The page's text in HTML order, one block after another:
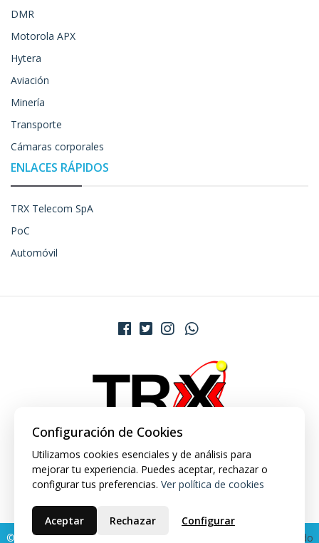
DMR
Motorola APX
Hytera
Aviación
Minería
Transporte
Cámaras corporales
ENLACES RÁPIDOS
TRX Telecom SpA
PoC
Automóvil
© 2026 TRX Market. Todos los derechos reservados. Desarrollado
Configuración de Cookies
Utilizamos cookies esenciales y de análisis para
mejorar tu experiencia. Puedes aceptar, rechazar o
configurar tus preferencias. Ver política de cookies
Aceptar Rechazar Configurar